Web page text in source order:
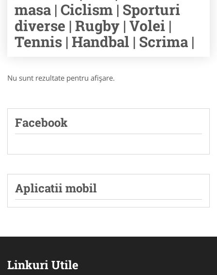
masa | Ciclism | Sporturi
diverse | Rugby | Volei |
Tennis | Handbal | Scrima |
Nu sunt rezultate pentru afişare.
Facebook
Aplicatii mobil
Linkuri Utile